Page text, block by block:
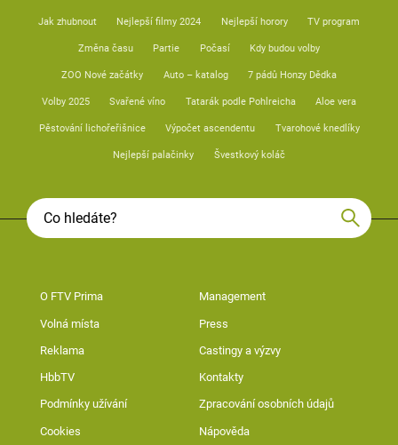
Jak zhubnout Nejlepší filmy 2024 Nejlepší horory TV program
Změna času Partie Počasí Kdy budou volby
ZOO Nové začátky Auto – katalog 7 pádů Honzy Dědka
Volby 2025 Svařené víno Tatarák podle Pohlreicha Aloe vera
Pěstování lichořeřišnice Výpočet ascendentu Tvarohové knedlíky
Nejlepší palačinky Švestkový koláč
O FTV Prima Management
Volná místa Press
Reklama Castingy a výzvy
HbbTV Kontakty
Podmínky užívání Zpracování osobních údajů
Cookies Nápověda